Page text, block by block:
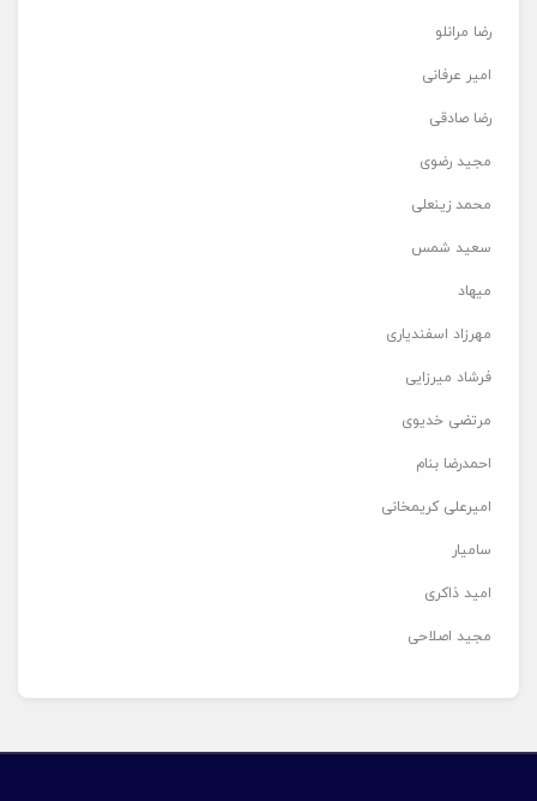
رضا مرانلو
امیر عرفانی
رضا صادقی
مجید رضوی
محمد زینعلی
سعید شمس
میهاد
مهرزاد اسفندیاری
فرشاد میرزایی
مرتضی خدیوی
احمدرضا بنام
امیرعلی کریمخانی
سامیار
امید ذاکری
مجید اصلاحی